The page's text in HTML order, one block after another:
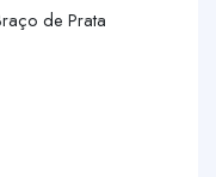
de Prata